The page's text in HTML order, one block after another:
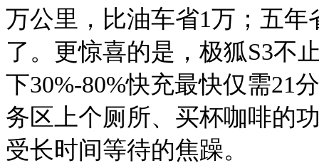
万公里，比油车省1万；五年
了 。更惊喜的是，极狐S3不
下30%-80%快充最快仅需21
务区上个厕所、买杯咖啡的
受长时间等待的焦躁。